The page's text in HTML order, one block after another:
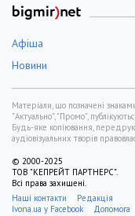
Афіша
Новини
Матеріали, що позначені
"Актуально", "Промо",
Будь-яке копіювання,
аудіовізуальних творів
© 2000-2025
ТОВ "КЕПРЕЙТ ПАРТНЕРС".
Всі права захищені.
Наші контакти
Редакція
Ivona.ua у Facebook
Допомога